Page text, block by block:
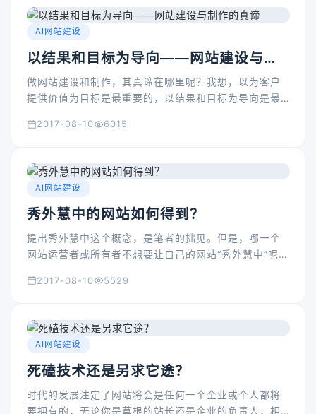
效果。
AI网站建设
以结果和目标为导向——网站建设与制
作的真谛
做网站建设和制作，其真谛在哪里呢？我想，以为客户
提供价值为目标是最重要的，以结果和目标为导向是最
作公司小编多年的经验，结合我们在为客户提供服务的
标，而结果也是为目标而来的。
2017-08-10 6015
AI网站建设
秀外慧中的网站如何得到？
提出秀外慧中这个概念，是笔者的拙见。但是，哪一个
网站运营者或所有者不想要让自己的网站“秀外慧中”呢？
看，用起来好用，客户评价好，自己觉得好！如何做到
2017-08-10 5529
AI网站建设
死磕技术还是另求它途？
时代的发展注定了网站将会是任何一个企业或个人都将
要拥有的，无论你是草根的站长还是企业的负责人，相